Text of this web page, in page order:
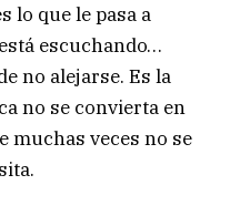
lo que le pasa a
escuchando…
no alejarse. Es la
no se convierta en
muchas veces no se